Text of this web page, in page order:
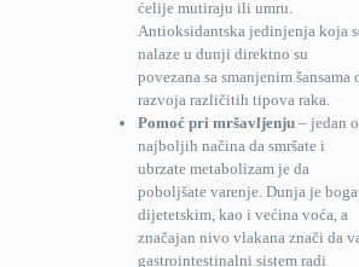
ćelije mutiraju ili umru.
Antioksidantska jedinjenja koja
nalaze u dunji direktno su
povezana sa smanjenim šansama
razvoja različitih tipova raka.
Pomoć pri mršavljenju – jedan
najboljih načina da smršate i
ubrzate metabolizam je da
poboljšate varenje. Dunja je
dijetetskim, kao i većina voća, a
značajan nivo vlakana znači da
gastrointestinalni sistem radi